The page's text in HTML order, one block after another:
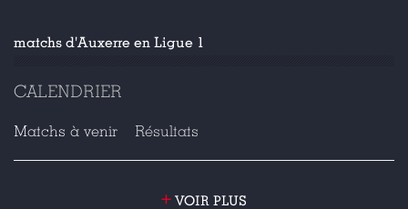
matchs d'Auxerre en Ligue 1
CALENDRIER
Matchs à venir Résultats
+ VOIR PLUS